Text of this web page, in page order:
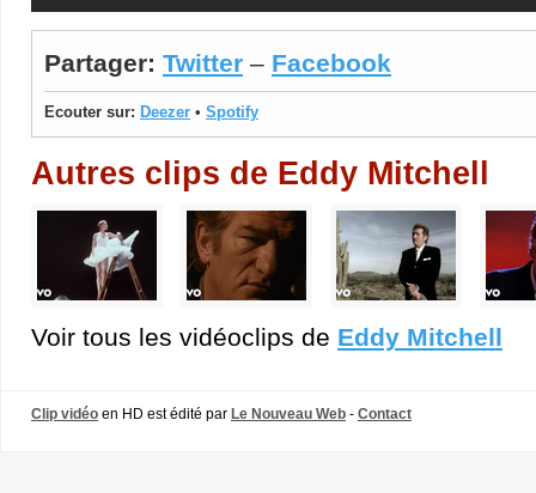
Partager: Twitter – Facebook
Ecouter sur: Deezer • Spotify
Autres clips de Eddy Mitchell
Voir tous les vidéoclips de Eddy Mitchell
Clip vidéo en HD est édité par Le Nouveau Web - Contact